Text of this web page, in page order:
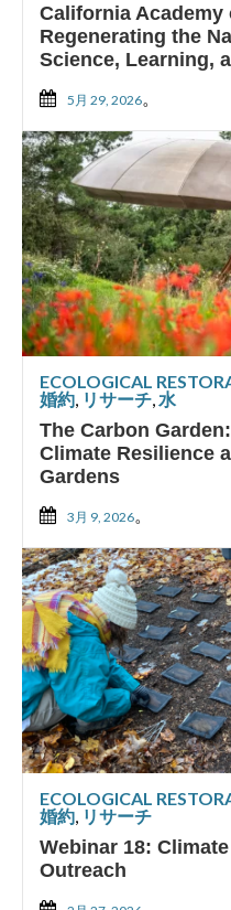
California Academy
Regenerating the
Science, Learning,
5月 29, 2026。
ECOLOGICAL
婚約, リサーチ, 水
The Carbon
Climate Resilience
Gardens
3月 9, 2026。
ECOLOGICAL
婚約, リサーチ
Webinar 18:
Outreach